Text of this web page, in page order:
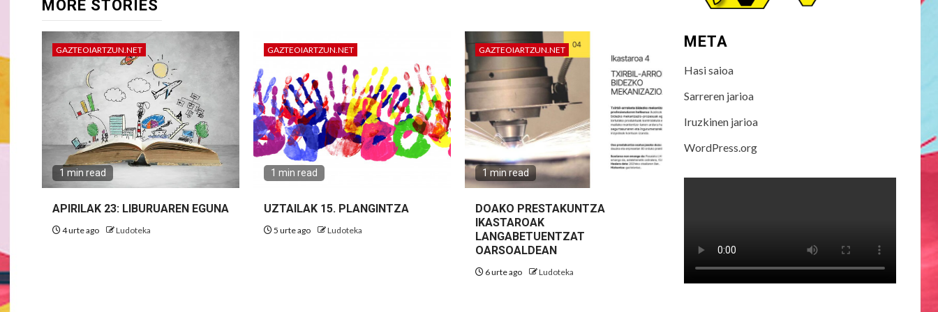
MORE STORIES
GAZTEOIARTZUN.NET
1 min read
APIRILAK 23: LIBURUAREN EGUNA
4 urte ago Ludoteka
GAZTEOIARTZUN.NET
1 min read
UZTAILAK 15. PLANGINTZA
5 urte ago Ludoteka
GAZTEOIARTZUN.NET
1 min read
DOAKO PRESTAKUNTZA
IKASTAROAK
LANGABETUENTZAT
OARSOALDEAN
6 urte ago Ludoteka
META
Hasi saioa
Sarreren jarioa
Iruzkinen jarioa
WordPress.org